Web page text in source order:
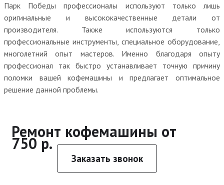
Парк Победы профессионалы используют только лишь
оригинальные и высококачественные детали от
производителя. Также используются только
профессиональные инструменты, специальное оборудование,
многолетний опыт мастеров. Именно благодаря опыту
профессионал так быстро устанавливает точную причину
поломки вашей кофемашины и предлагает оптимальное
решение данной проблемы.
Ремонт кофемашины от
750 р.
Заказать звонок